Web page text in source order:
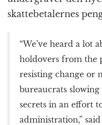
skattebetalernes
“We’ve heard a lot
holdovers from the
resisting change or
bureaucrats
secrets in an effort
administration,”